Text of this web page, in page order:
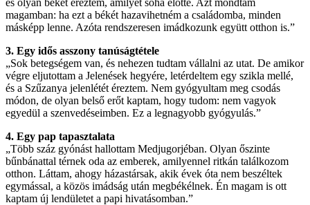
magamban: ha ezt a békét hazavihetném a családomba, minden
másképp lenne. Azóta rendszeresen imádkozunk együtt otthon is.”
3. Egy idős asszony tanúságtétele
„Sok betegségem van, és nehezen tudtam vállalni az utat. De amikor
végre eljutottam a Jelenések hegyére, letérdeltem egy szikla mellé,
és a Szűzanya jelenlétét éreztem. Nem gyógyultam meg csodás
módon, de olyan belső erőt kaptam, hogy tudom: nem vagyok
egyedül a szenvedéseimben. Ez a legnagyobb gyógyulás.”
4. Egy pap tapasztalata
„Több száz gyónást hallottam Medjugorjéban. Olyan őszinte
bűnbánattal térnek oda az emberek, amilyennel ritkán találkozom
otthon. Láttam, ahogy házastársak, akik évek óta nem beszéltek
egymással, a közös imádság után megbékélnek. Én magam is ott
kaptam új lendületet a papi hivatásomban.”